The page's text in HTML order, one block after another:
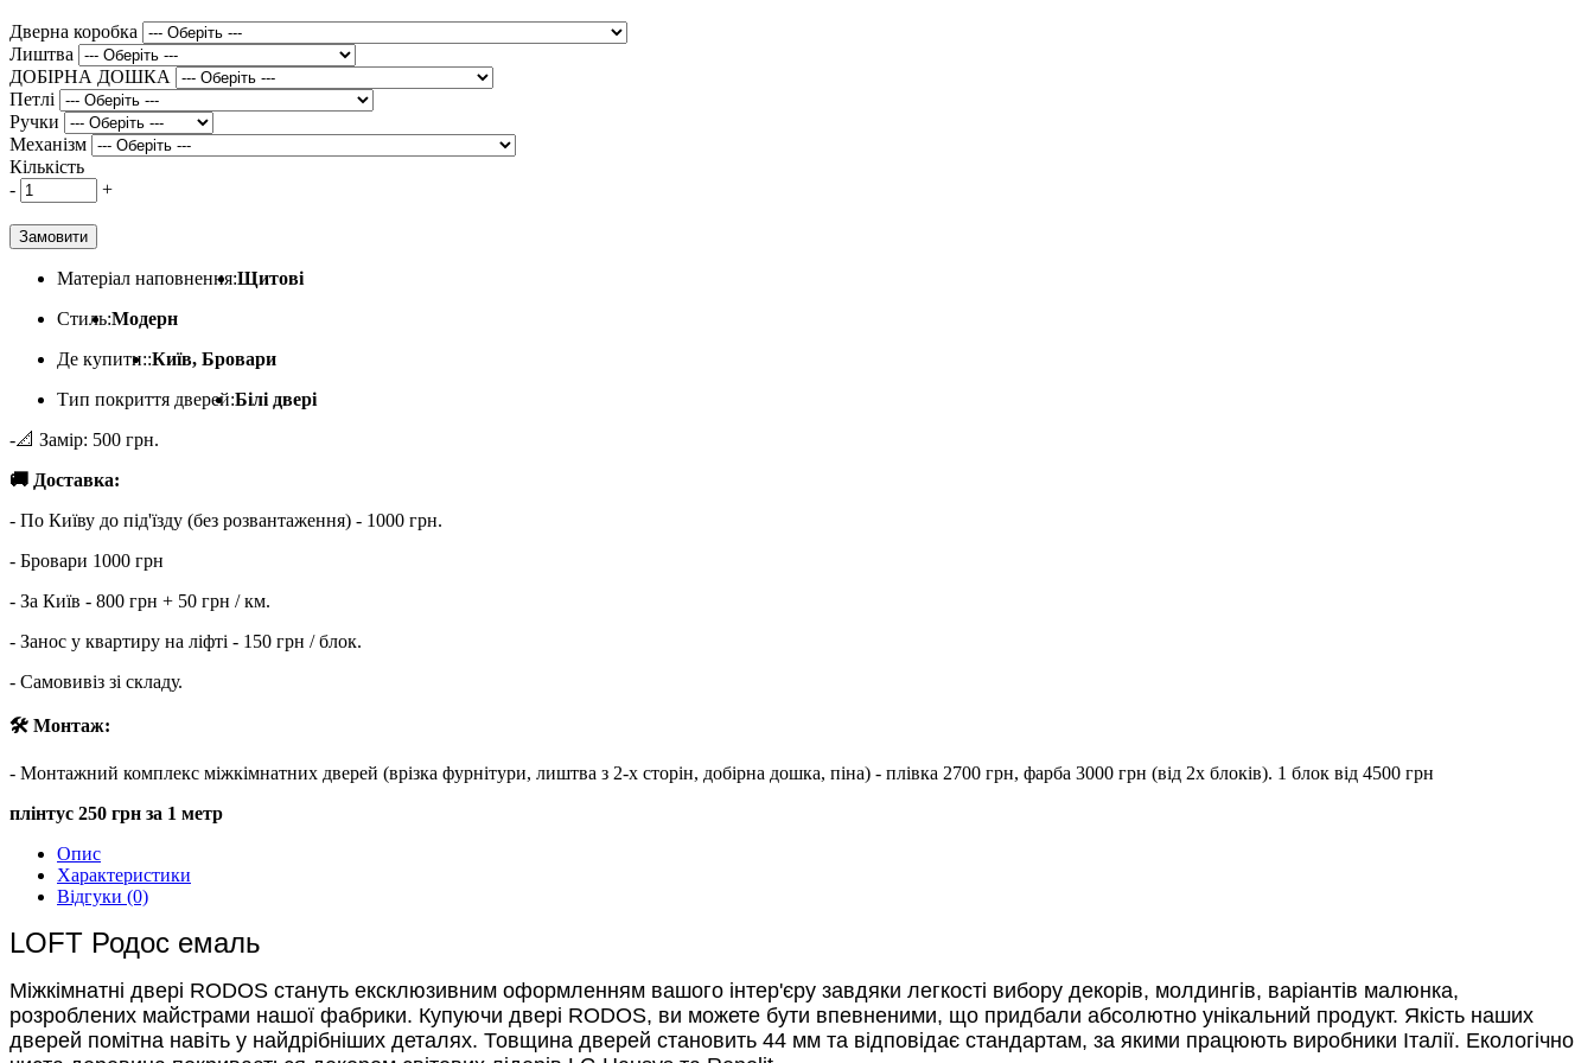
Дверна коробка
Лиштва
ДОБІРНА ДОШКА
Петлі
Ручки
Механізм
Кількість
-
+
Замовити
Матеріал наповнення:Щитові
Стиль:Модерн
Де купити::Київ, Бровари
Тип покриття дверей:Білі двері
-📐 Замір: 500 грн.
🚚 Доставка:
- По Київу до під'їзду (без розвантаження) - 1000 грн.
- Бровари 1000 грн
- За Київ - 800 грн + 50 грн / км.
- Занос у квартиру на ліфті - 150 грн / блок.
- Самовивіз зі складу.
🛠 Монтаж:
- Монтажний комплекс міжкімнатних дверей (врізка фурнітури, лиштва з 2-х сторін, добірна дошка, піна) - плівка 2700 грн, фарба 3000 грн (від 2х блоків). 1 блок від 4500 грн
плінтус 250 грн за 1 метр
Опис
Характеристики
Відгуки (0)
LOFT Родос емаль
Міжкімнатні двері RODOS стануть ексклюзивним оформленням вашого інтер'єру завдяки легкості вибору декорів, молдингів, варіантів малюнка,
розроблених майстрами нашої фабрики. Купуючи двері RODOS, ви можете бути впевненими, що придбали абсолютно унікальний продукт. Якість наших
дверей помітна навіть у найдрібніших деталях. Товщина дверей становить 44 мм та відповідає стандартам, за якими працюють виробники Італії. Екологічно